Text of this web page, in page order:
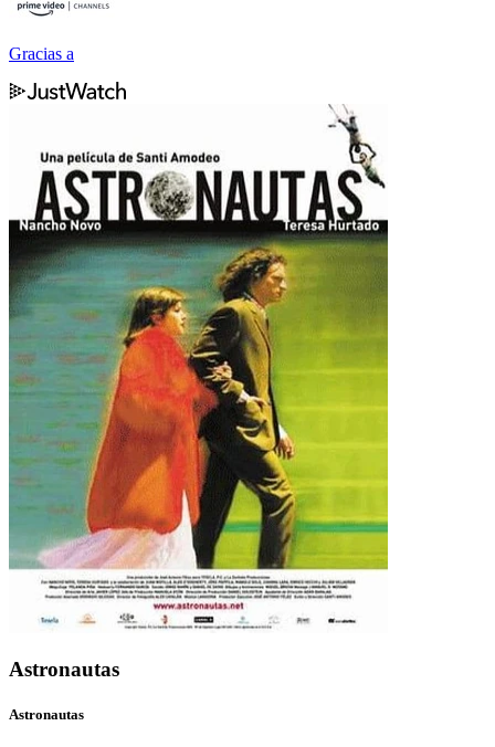
Gracias a
Astronautas
Astronautas